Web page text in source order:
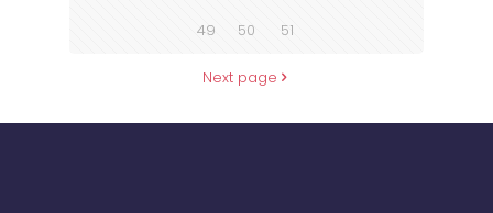
49
50 51
Next page